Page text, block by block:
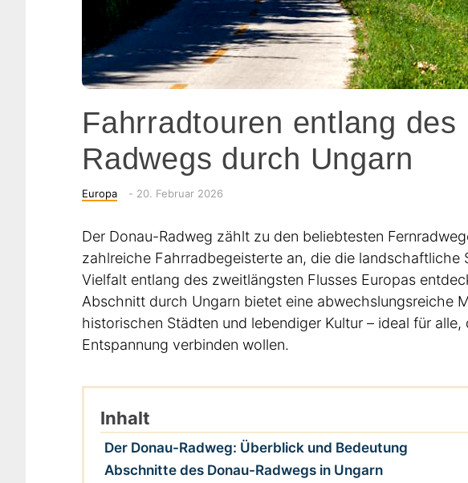
Fahrradtouren entlang des
Radwegs durch Ungarn
Categories
Europa - Posted
20. Februar 2026
Der Donau-Radweg zählt zu den beliebtesten
zahlreiche Fahrradbegeisterte an, die die landschaftliche
Vielfalt entlang des zweitlängsten Flusses Europas
Abschnitt durch Ungarn bietet eine abwechslungsreiche
historischen Städten und lebendiger Kultur – ideal für
Entspannung verbinden wollen.
Inhalt
Der Donau-Radweg: Überblick und Bedeutung
Abschnitte des Donau-Radwegs in Ungarn